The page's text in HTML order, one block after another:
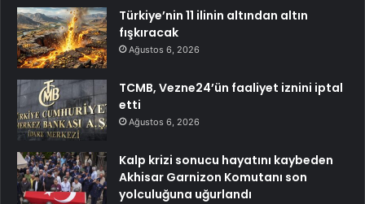
Türkiye’nin 11 ilinin altından altın
fışkıracak
Ağustos 6, 2026
TCMB, Vezne24’ün faaliyet iznini iptal
etti
Ağustos 6, 2026
Kalp krizi sonucu hayatını kaybeden
Akhisar Garnizon Komutanı son
yolculuğuna uğurlandı